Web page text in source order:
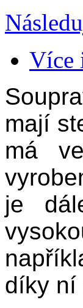
Více
mají
má
je
díky ní